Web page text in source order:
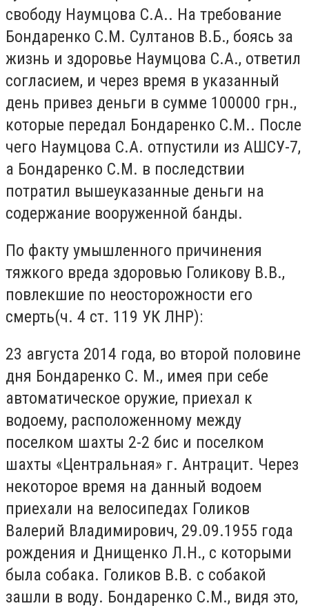
свободу Наумцова С.А.. На требование
Бондаренко С.М. Султанов В.Б., боясь за
жизнь и здоровье Наумцова С.А., ответил
согласием, и через время в указанный
день привез деньги в сумме 100000 грн.,
которые передал Бондаренко С.М.. После
чего Наумцова С.А. отпустили из АШСУ-7,
а Бондаренко С.М. в последствии
потратил вышеуказанные деньги на
содержание вооруженной банды.
По факту умышленного причинения
тяжкого вреда здоровью Голикову В.В.,
повлекшие по неосторожности его
смерть(ч. 4 ст. 119 УК ЛНР):
23 августа 2014 года, во второй половине
дня Бондаренко С. М., имея при себе
автоматическое оружие, приехал к
водоему, расположенному между
поселком шахты 2-2 бис и поселком
шахты «Центральная» г. Антрацит. Через
некоторое время на данный водоем
приехали на велосипедах Голиков
Валерий Владимирович, 29.09.1955 года
рождения и Днищенко Л.Н., с которыми
была собака. Голиков В.В. с собакой
зашли в воду. Бондаренко С.М., видя это,